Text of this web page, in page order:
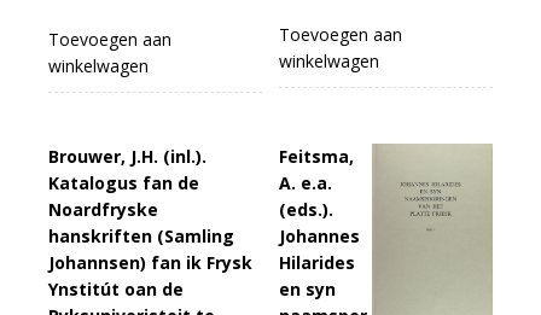
Toevoegen aan
winkelwagen
Toevoegen aan
winkelwagen
Brouwer, J.H. (inl.).
Katalogus fan de
Noardfryske
hanskriften (Samling
Johannsen) fan ik Frysk
Ynstitút oan de
Feitsma,
A. e.a.
(eds.).
Johannes
Hilarides
en syn